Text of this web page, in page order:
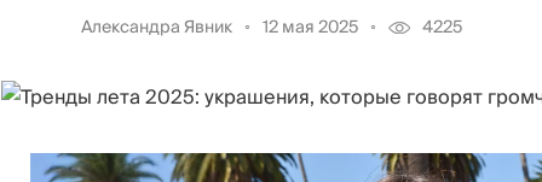
Александра Явник 12 мая 2025 4225